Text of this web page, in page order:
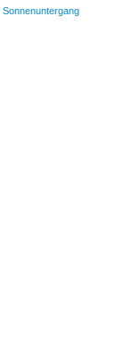
Sonnenuntergang